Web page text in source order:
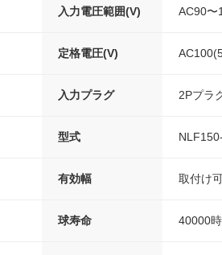
入力電圧範囲(V) AC90〜
定格電圧(V)
入力プラグ 2Pプラ
型式
有効幅 取付け
球寿命 40000